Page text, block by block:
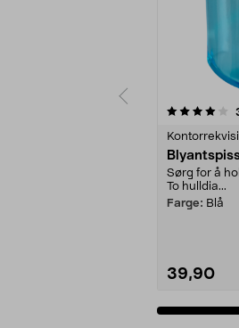
Sørg for å
To hulldia...
Farge: Blå
39,90